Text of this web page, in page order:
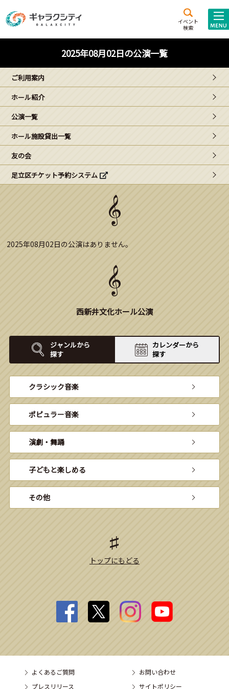
イベント
検索
施設案内
西新井
文化ホール
ギャラクシティとは
こどもみーてぃんぐ
Gがくえん
ブランドからのお知らせ
2025年08月02日の公演一覧
ご利用案内
ホール紹介
公演一覧
ホール施設貸出一覧
友の会
足立区チケット予約システム
2025年08月02日の公演はありません。
西新井文化ホール公演
ジャンルから
探す
カレンダーから
探す
クラシック音楽
ポピュラー音楽
演劇・舞踊
子どもと楽しめる
その他
トップにもどる
よくあるご質問
お問い合わせ
プレスリリース
サイトポリシー